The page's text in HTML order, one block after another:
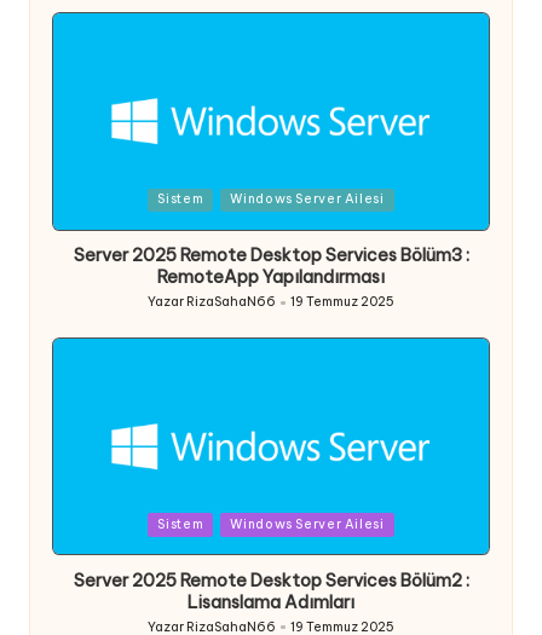
by
Sistem Windows Server Ailesi
Server 2025 Remote Desktop Services Bölüm3 :
RemoteApp Yapılandırması
Yazar RizaSahaN66 19 Temmuz 2025
Sistem Windows Server Ailesi
Server 2025 Remote Desktop Services Bölüm2 :
Lisanslama Adımları
Yazar RizaSahaN66 19 Temmuz 2025